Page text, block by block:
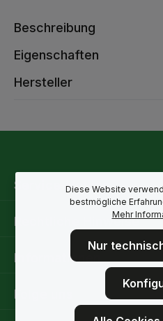
Beschreibung
Eigenschaften
Hersteller
Service-Hotline
Rechtliche Hinweise
Informationen
Folge uns
Diese Website
bestmögliche
Mehr
Nur